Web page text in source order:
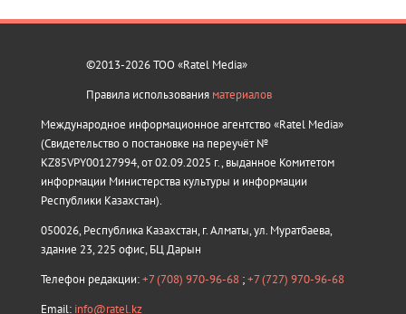
©2013-2026 ТОО «Ratel Media»
Правила использования материалов
Международное информационное агентство «Ratel Media»
(Свидетельство о постановке на переучёт №
KZ85VPY00127994, от 02.09.2025 г., выданное Комитетом
информации Министерства культуры и информации
Республики Казахстан).
050026, Республика Казахстан, г. Алматы, ул. Муратбаева,
здание 23, 225 офис, БЦ Дарын
Телефон редакции:+7 (708) 970-96-68 ;+7 (727) 970-96-68
Email: info@ratel.kz